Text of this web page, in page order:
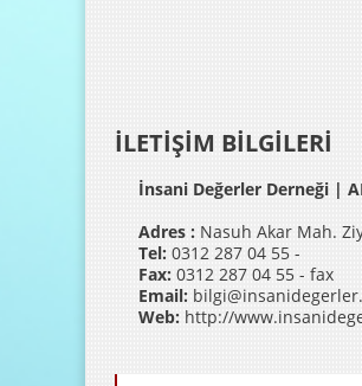
İLETİŞİM BİLGİLERİ
İnsani Değerler Derneği |
Adres : Nasuh Akar Mah.
Tel: 0312 287 04 55 -
Fax: 0312 287 04 55 - fax
Email:
Web: http://